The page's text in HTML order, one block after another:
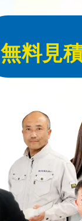
無料見